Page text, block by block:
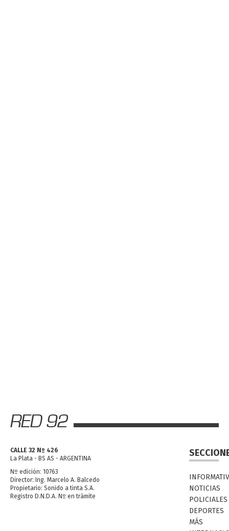
CALLE 32 Nº 426
La Plata - BS AS - ARGENTINA
Nº edición: 10763
Director: Ing. Marcelo A. Balcedo
Propietario: Sonido a tinta S.A.
Registro D.N.D.A. Nº en trámite
NOTICIAS
POLICIALES
DEPORTES
MÁS